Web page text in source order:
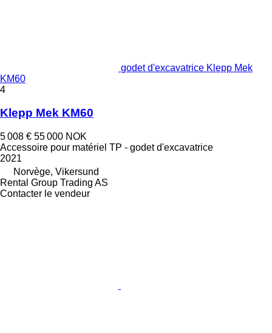
godet d'excavatrice Klepp Mek
KM60
4
Klepp Mek KM60
5 008 € 55 000 NOK
Accessoire pour matériel TP - godet d'excavatrice
2021
Norvège, Vikersund
Rental Group Trading AS
Contacter le vendeur